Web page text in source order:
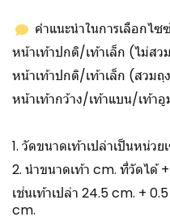
คำแนะนำในการเลือกไ
หน้าเท้าปกติ/เท้าเล็ก (ไม่ส
หน้าเท้าปกติ/เท้าเล็ก (สวมถุ
หน้าเท้ากว้าง/เท้าแบน/เท้า
1. วัดขนาดเท้าเปล่าเป็นหน่ว
2. นำขนาดเท้า cm. ที่วัดได้
เช่นเท้าเปล่า 24.5 cm. +
cm.